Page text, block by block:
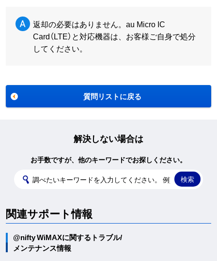
返却の必要はありません。au Micro IC
Card（LTE）と対応機器は、お客様ご自身で処分
してください。
質問リストに戻る
解決しない場合は
お手数ですが、他のキーワードでお探しください。
関連サポート情報
@nifty WiMAXに関するトラブル/
メンテナンス情報